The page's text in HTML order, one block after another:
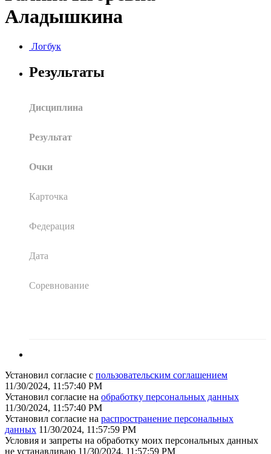
Аладышкина
Логбук
Результаты
Дисциплина
Результат
Очки
Карточка
Федерация
Дата
Соревнование
Установил согласие с пользовательским соглашением
11/30/2024, 11:57:40 PM
Установил согласие на обработку персональных данных
11/30/2024, 11:57:40 PM
Установил согласие на распространение персональных
данных 11/30/2024, 11:57:59 PM
Условия и запреты на обработку моих персональных данных
не устанавливаю 11/30/2024, 11:57:59 PM